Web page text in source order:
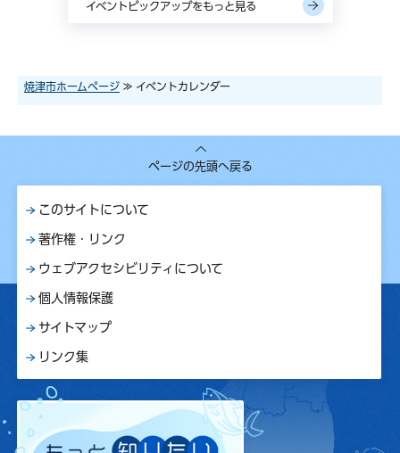
イベントピックアップをもっと見る
焼津市ホームページ ≫ イベントカレンダー
ページの先頭へ戻る
このサイトについて
著作権・リンク
ウェブアクセシビリティについて
個人情報保護
サイトマップ
リンク集